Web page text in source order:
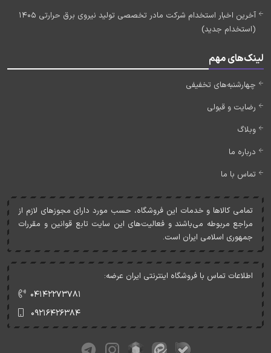
آخرین اخبار استخدام شرکت مادر تخصصی تولید نیروی برق حرارتی 1405
(استخدام جدید)
لینک‌های مهم
چهارشنبه‌های تخفیفی
رضایت و قبولی
وبلاگ
درباره ما
تماس با ما
تمامی کالاها و خدمات اين فروشگاه، حسب مورد دارای مجوزهای لازم از
مراجع مربوطه می‌باشند و فعاليت‌های اين سايت تابع قوانين و مقررات
جمهوری اسلامی ايران است.
اطلاعات تماس با فروشگاه اینترنتی ایران عرضه:
۰۴۱۴۲۲۷۳۷۸۱
۰۹۲۱۶۴۲۶۳۸۴